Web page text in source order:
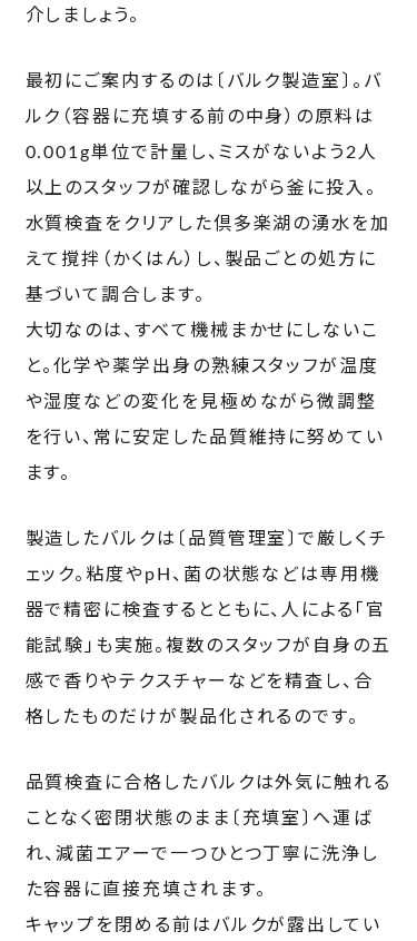
介しましょう。
最初にご案内するのは〔バルク製造室〕。バ
ルク（容器に充填する前の中身）の原料は
0.001g単位で計量し、ミスがないよう2人
以上のスタッフが確認しながら釜に投入。
水質検査をクリアした倶多楽湖の湧水を加
えて撹拌（かくはん）し、製品ごとの処方に
基づいて調合します。
大切なのは、すべて機械まかせにしないこ
と。化学や薬学出身の熟練スタッフが温度
や湿度などの変化を見極めながら微調整
を行い、常に安定した品質維持に努めてい
ます。
製造したバルクは〔品質管理室〕で厳しくチ
ェック。粘度やpH 、菌の状態などは専用機
器で精密に検査するとともに、人による「官
能試験」も実施。複数のスタッフが自身の五
感で香りやテクスチャーなどを精査し、合
格したものだけが製品化されるのです。
品質検査に合格したバルクは外気に触れる
ことなく密閉状態のまま〔充填室〕へ運ば
れ、減菌エアーで一つひとつ丁寧に洗浄し
た容器に直接充填されます。
キャップを閉める前はバルクが露出してい